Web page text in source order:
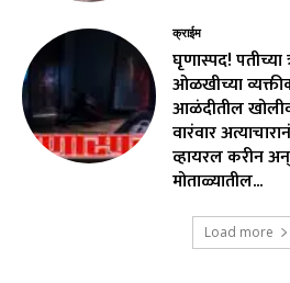
क्राईम
घृणास्पद! पतीच्या
ओळखीच्या
आळंदीतील
वारंवार
व्हायरल करीन
मोताळ्यातील...
Load more